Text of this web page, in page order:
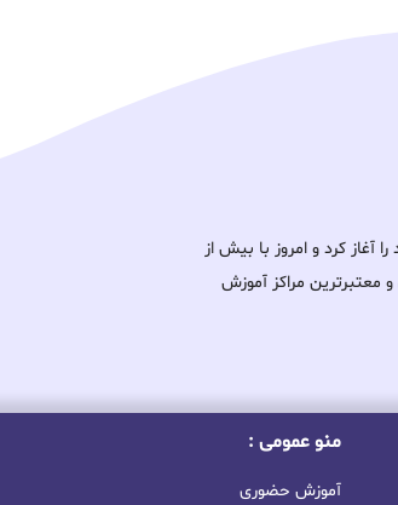
فعالیت خود را آغاز کرد و امروز با بیش از
و معتبرترین مراکز آموزش
منو عمومی :
آموزش حضوری